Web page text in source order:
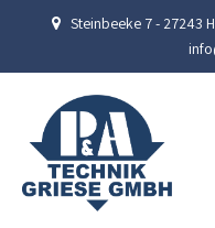
springen
Steinbeeke 7 - 27243